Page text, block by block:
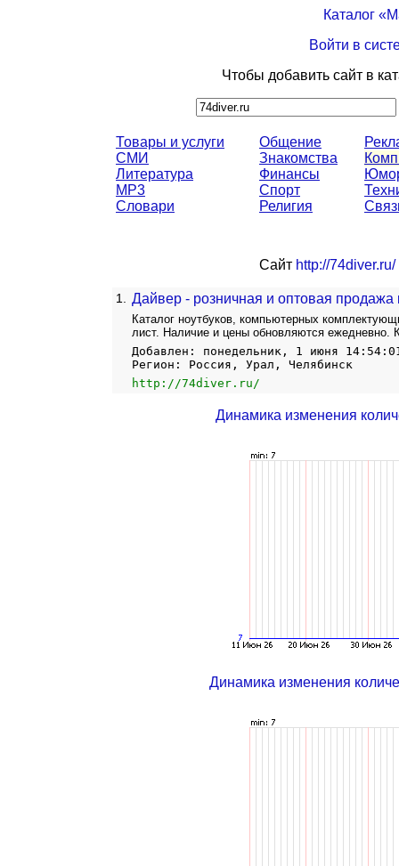
Каталог
Войти в
Чтобы добавить сайт в
Товары и услуги
СМИ
Литература
MP3
Словари
Общение
Знакомства
Финансы
Спорт
Религия
Сайт http://74diver.ru/
1. Дайвер - розничная и оптовая
Каталог ноутбуков, компьютерных
лист. Наличие и цены обновляются ежедневно.
Добавлен: понедельник, 1 июня
Регион: Россия, Урал, Челябинск
http://74diver.ru/
Динамика изменения
Динамика изменения